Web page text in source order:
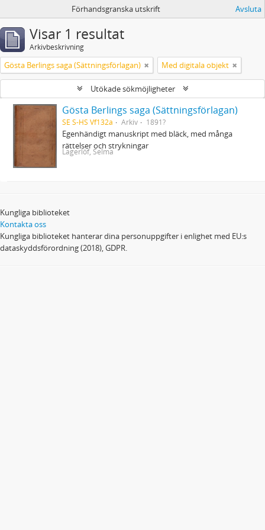
Förhandsgranska utskrift Avsluta
Visar 1 resultat
Arkivbeskrivning
Gösta Berlings saga (Sättningsförlagan) Med digitala objekt
Utökade sökmöjligheter
Gösta Berlings saga (Sättningsförlagan)
SE S-HS Vf132a Arkiv 1891?
Egenhändigt manuskript med bläck, med många
rättelser och strykningar
Lagerlöf, Selma
Kungliga biblioteket
Kontakta oss
Kungliga biblioteket hanterar dina personuppgifter i enlighet med EU:s
dataskyddsförordning (2018), GDPR.